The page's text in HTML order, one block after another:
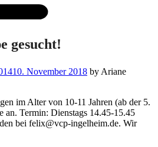
gesucht!
10. November 2018 by Ariane
im Alter von 10-11 Jahren (ab der 5.
an. Termin: Dienstags 14.45-15.45
bei felix@vcp-ingelheim.de. Wir